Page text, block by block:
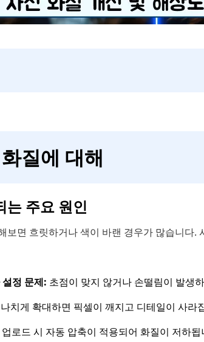
질에 대해
는 주요 원인
보면 흐릿하거나 색이 바랜 경우가 많습니다.
정 문제: 초점이 맞지 않거나 손떨림이 발생
치게 확대하면 픽셀이 깨지고 디테일이 사라
로드 시 자동 압축이 적용되어 화질이 저하됩